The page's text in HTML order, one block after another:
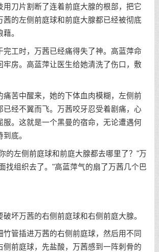
刀片割断了连着前庭大腺的根部，把它
茜的左侧前庭球和前庭大腺都已经被彻底
。
工时，万茜已经痛得失了神。高蓝萍命
牢房。高蓝萍让医生给她清洗了伤口，敷
苦中醒来，她的下体血肉模糊，左侧前
已经不翼而飞。万茜咬牙忍受着剧痛，心
服。这就是一个黑曼的宿命，无论遭遇何
底。
左侧前庭球和前庭大腺都去哪里了？"万
找组织去了。"高蓝萍气的扇了万茜几个巴
万茜的右侧前庭球和右侧前庭大腺。
管插进万茜的右侧前庭球，然后用不同
侧前庭球，先盐酸，万茜感到一阵刺骨的